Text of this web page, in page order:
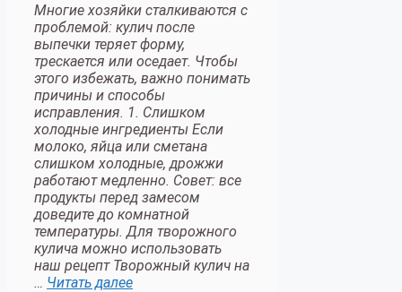
Многие хозяйки сталкиваются с
проблемой: кулич после
выпечки теряет форму,
трескается или оседает. Чтобы
этого избежать, важно понимать
причины и способы
исправления. 1. Слишком
холодные ингредиенты Если
молоко, яйца или сметана
слишком холодные, дрожжи
работают медленно. Совет: все
продукты перед замесом
доведите до комнатной
температуры. Для творожного
кулича можно использовать
наш рецепт Творожный кулич на
… Читать далее